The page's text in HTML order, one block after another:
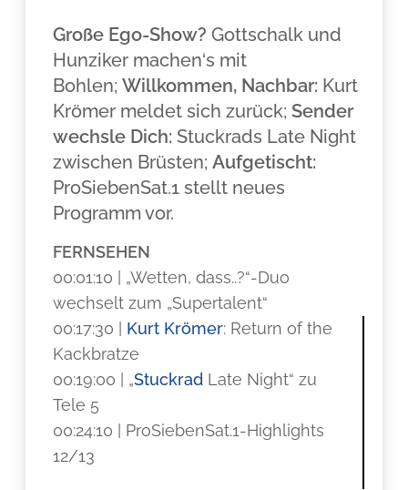
Große Ego-Show? Gottschalk und
Hunziker machen‘s mit
Bohlen;Willkommen, Nachbar: Kurt
Krömer meldet sich zurück;Sender
wechsle Dich: Stuckrads Late Night
zwischen Brüsten;Aufgetischt:
ProSiebenSat.1 stellt neues
Programm vor.
FERNSEHEN
00:01:10 | „Wetten, dass..?“-Duo
wechselt zum „Supertalent“
00:17:30 | Kurt Krömer: Return of the
Kackbratze
00:19:00 | „Stuckrad Late Night“ zu
Tele 5
00:24:10 | ProSiebenSat.1-Highlights
12/13